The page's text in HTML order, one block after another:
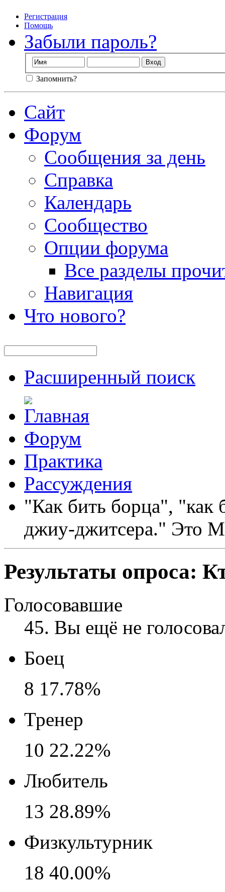
Регистрация
Помощь
Забыли пароль?
Запомнить?
Сайт
Форум
Сообщения за день
Справка
Календарь
Сообщество
Опции форума
Все разделы
Навигация
Что нового?
Расширенный поиск
Форум
Практика
Рассуждения
"Как бить борца", "как
джиу-джитсера." Это
Результаты опроса:
Голосовавшие
45. Вы ещё не
Боец
8 17.78%
Тренер
10 22.22%
Любитель
13 28.89%
Физкультурник
18 40.00%